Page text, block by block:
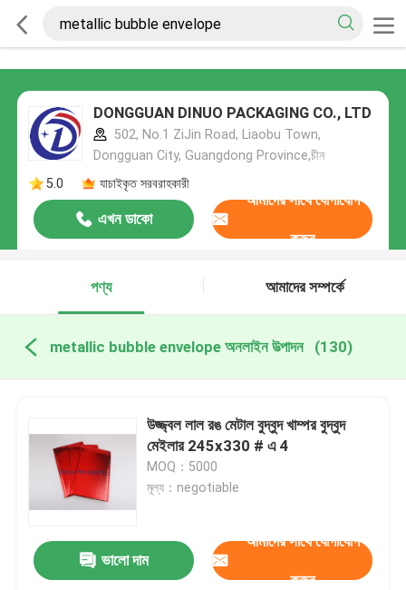
DONGGUAN DINUO PACKAGING CO., LTD
502, No.1 ZiJin Road, Liaobu Town,
Dongguan City, Guangdong Province,চীন
5.0
যাচাইকৃত সরবরাহকারী
এখন ডাকো
আমাদের সাথে যোগাযোগ
করুন
পণ্য আমাদের সম্পর্কে
metallic bubble envelope অনলাইন উত্পাদন (130)
উজ্জ্বল লাল রঙ মেটাল বুদ্বুদ খাম্পর বুদ্বুদ
মেইলার 245x330 # এ 4
MOQ：5000
মূল্য：negotiable
ভালো দাম
আমাদের সাথে যোগাযোগ
করুন